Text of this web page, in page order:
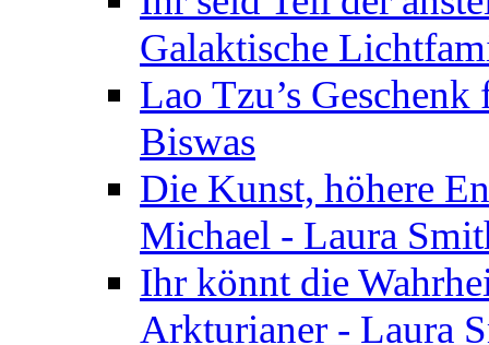
Galaktische
Lao Tzu’s
Biswas
Die Kunst, höhere
Michael - Laura
Ihr könnt die
Arkturianer - Laura